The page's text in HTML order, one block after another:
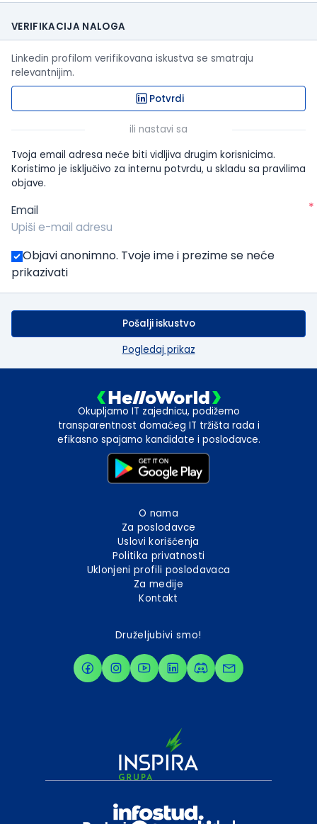
VERIFIKACIJA NALOGA
Linkedin profilom verifikovana iskustva se smatraju
relevantnijim.
Potvrdi
ili nastavi sa
Tvoja email adresa neće biti vidljiva drugim korisnicima.
Koristimo je isključivo za internu potvrdu, u skladu sa pravilima
objave.
Email *
Objavi anonimno. Tvoje ime i prezime se neće
prikazivati
Pošalji iskustvo
Pogledaj prikaz
Okupljamo IT zajednicu, podižemo
transparentnost domaćeg IT tržišta rada i
efikasno spajamo kandidate i poslodavce.
O nama
Za poslodavce
Uslovi korišćenja
Politika privatnosti
Uklonjeni profili poslodavaca
Za medije
Kontakt
Druželjubivi smo!